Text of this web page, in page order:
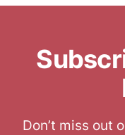
Don’t miss out